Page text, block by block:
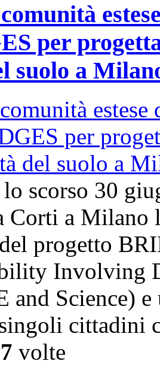
per
suolo a
scorso 30
Corti a Milano
progetto
Involving
and Science)
volte